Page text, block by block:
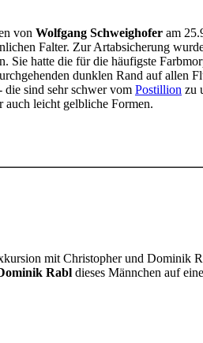
von Wolfgang Schweighofer am
Falter. Zur Artabsicherung
Sie hatte die für die häufigste
dunklen Rand auf allen
die sind sehr schwer vom Postillion zu
auch leicht gelbliche Formen.
mit Christopher und Dominik
Rabl dieses Männchen auf